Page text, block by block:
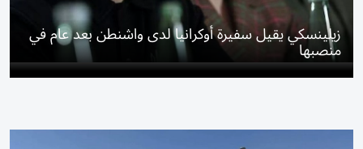
زيلينسكي يقيل سفيرة أوكرانيا لدى واشنطن بعد عام في
منصبها